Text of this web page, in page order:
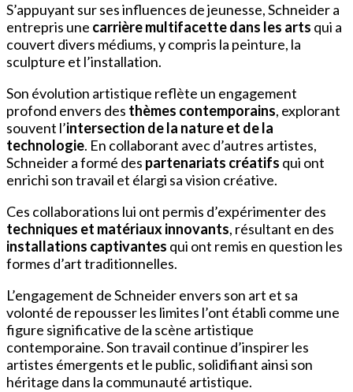
S’appuyant sur ses influences de jeunesse, Schneider a
entrepris une carrière multifacette dans les arts qui a
couvert divers médiums, y compris la peinture, la
sculpture et l’installation.
Son évolution artistique reflète un engagement
profond envers des thèmes contemporains, explorant
souvent l’intersection de la nature et de la
technologie. En collaborant avec d’autres artistes,
Schneider a formé des partenariats créatifs qui ont
enrichi son travail et élargi sa vision créative.
Ces collaborations lui ont permis d’expérimenter des
techniques et matériaux innovants, résultant en des
installations captivantes qui ont remis en question les
formes d’art traditionnelles.
L’engagement de Schneider envers son art et sa
volonté de repousser les limites l’ont établi comme une
figure significative de la scène artistique
contemporaine. Son travail continue d’inspirer les
artistes émergents et le public, solidifiant ainsi son
héritage dans la communauté artistique.